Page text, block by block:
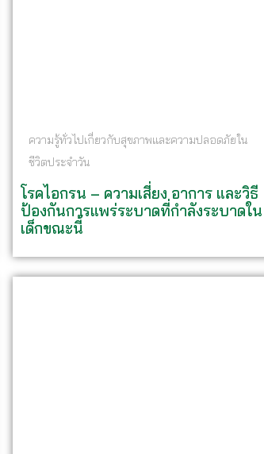
ความรู้ทั่วไปเกี่ยวกับสุขภาพและความปลอดภัยใน
ชีวิตประจำวัน
โรคไอกรน – ความเสี่ยง อาการ และวิธี
ป้องกันการแพร่ระบาดที่กำลังระบาดใน
เด็กขณะนี้